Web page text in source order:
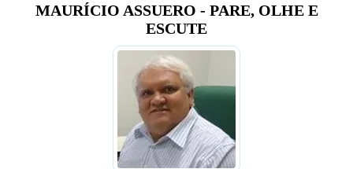
MAURÍCIO ASSUERO - PARE, OLHE E
ESCUTE